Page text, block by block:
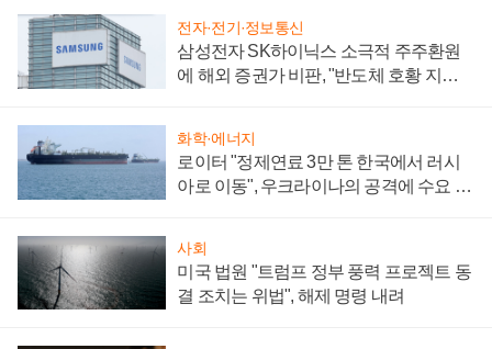
전자·전기·정보통신
삼성전자 SK하이닉스 소극적 주주환원
에 해외 증권가 비판, "반도체 호황 지속
화학·에너지
로이터 "정제연료 3만 톤 한국에서 러시
아로 이동", 우크라이나의 공격에 수요 늘
사회
미국 법원 "트럼프 정부 풍력 프로젝트 동
결 조치는 위법", 해제 명령 내려